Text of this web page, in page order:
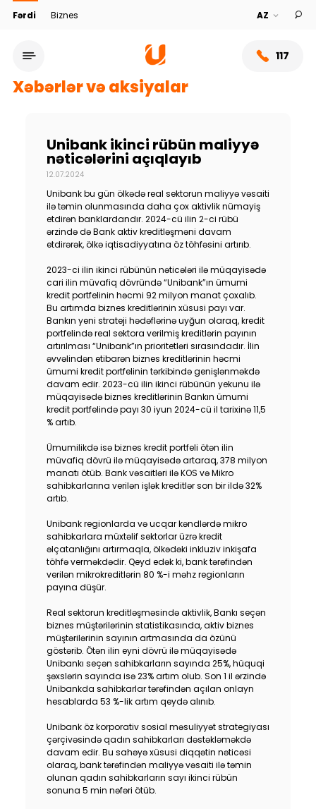
Fərdi Biznes
117
Xidmət şəbəkəsi
Bank haqqında
Dayanıqlılıq
Keşbek
Tariflər
Əlaqə və təkliflər
Xəbərlər və aksiyalar
Unibank ikinci rübün maliyyə
nəticələrini açıqlayıb
12.07.2024
Unibank bu gün ölkədə real sektorun maliyyə vəsaiti
ilə təmin olunmasında daha çox aktivlik nümayiş
etdirən banklardandır. 2024-cü ilin 2-ci rübü
ərzində də Bank aktiv kreditləşməni davam
etdirərək, ölkə iqtisadiyyatına öz töhfəsini artırıb.
2023-ci ilin ikinci rübünün nəticələri ilə müqayisədə
cari ilin müvafiq dövründə “Unibank”ın ümumi
kredit portfelinin həcmi 92 milyon manat çoxalıb.
Bu artımda biznes kreditlərinin xüsusi payı var.
Bankın yeni strateji hədəflərinə uyğun olaraq, kredit
portfelində real sektora verilmiş kreditlərin payının
artırılması “Unibank”ın prioritetləri sırasındadır. İlin
əvvəlindən etibarən biznes kreditlərinin həcmi
ümumi kredit portfelinin tərkibində genişlənməkdə
davam edir. 2023-cü ilin ikinci rübünün yekunu ilə
müqayisədə biznes kreditlərinin Bankın ümumi
kredit portfelində payı 30 iyun 2024-cü il tarixinə 11,5
% artıb.
Ümumilikdə isə biznes kredit portfeli ötən ilin
müvafiq dövrü ilə müqayisədə artaraq, 378 milyon
manatı ötüb. Bank vəsaitləri ilə KOS və Mikro
sahibkarlarına verilən işlək kreditlər son bir ildə 32%
artıb.
Unibank regionlarda və ucqar kəndlərdə mikro
sahibkarlara müxtəlif sektorlar üzrə kredit
əlçatanlığını artırmaqla, ölkədəki inkluziv inkişafa
töhfə verməkdədir. Qeyd edək ki, bank tərəfindən
verilən mikrokreditlərin 80 %-i məhz regionların
payına düşür.
Real sektorun kreditləşməsində aktivlik, Bankı seçən
biznes müştərilərinin statistikasında, aktiv biznes
müştərilərinin sayının artmasında da özünü
göstərib. Ötən ilin eyni dövrü ilə müqayisədə
Unibankı seçən sahibkarların sayında 25%, hüquqi
şəxslərin sayında isə 23% artım olub. Son 1 il ərzində
Unibankda sahibkarlar tərəfindən açılan onlayn
hesablarda 53 %-lik artım qeydə alınıb.
Unibank öz korporativ sosial məsuliyyət strategiyası
çərçivəsində qadın sahibkarları dəstəkləməkdə
davam edir. Bu sahəyə xüsusi diqqətin nəticəsi
olaraq, bank tərəfindən maliyyə vəsaiti ilə təmin
olunan qadın sahibkarların sayı ikinci rübün
sonuna 5 min nəfəri ötüb.